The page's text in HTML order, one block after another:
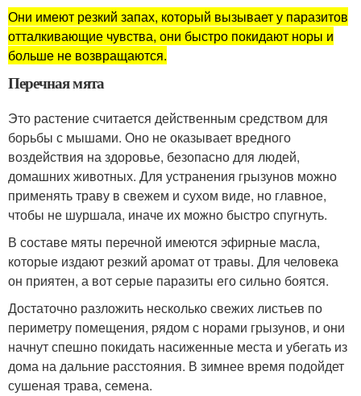
Они имеют резкий запах, который вызывает у паразитов
отталкивающие чувства, они быстро покидают норы и
больше не возвращаются.
Перечная мята
Это растение считается действенным средством для
борьбы с мышами. Оно не оказывает вредного
воздействия на здоровье, безопасно для людей,
домашних животных. Для устранения грызунов можно
применять траву в свежем и сухом виде, но главное,
чтобы не шуршала, иначе их можно быстро спугнуть.
В составе мяты перечной имеются эфирные масла,
которые издают резкий аромат от травы. Для человека
он приятен, а вот серые паразиты его сильно боятся.
Достаточно разложить несколько свежих листьев по
периметру помещения, рядом с норами грызунов, и они
начнут спешно покидать насиженные места и убегать из
дома на дальние расстояния. В зимнее время подойдет
сушеная трава, семена.